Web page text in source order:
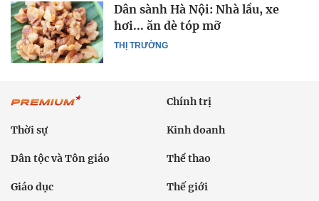
THỊ TRƯỜNG
Dân sành Hà Nội: Nhà lầu, xe
hơi... ăn dè tóp mỡ
Chính trị
Thời sự Kinh doanh
Dân tộc và Tôn giáo Thể thao
Giáo dục Thế giới